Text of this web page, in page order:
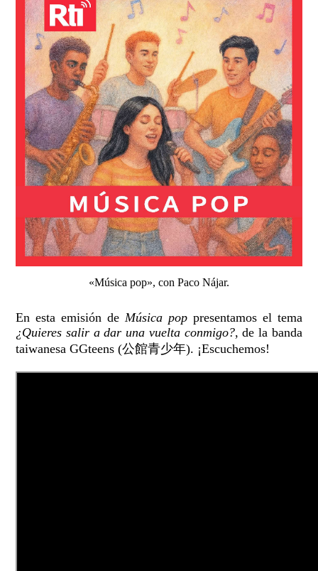
«Música pop», con Paco Nájar.
En esta emisión de Música pop presentamos el tema
¿Quieres salir a dar una vuelta conmigo?, de la banda
taiwanesa GGteens (公館青少年). ¡Escuchemos!